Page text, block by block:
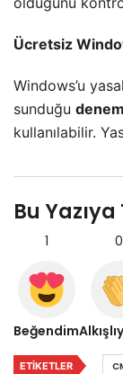
Ücretsiz
Windows’u
sunduğu
kullanılabilir.
Bu
1
Beğendim
0
ETIKETLER